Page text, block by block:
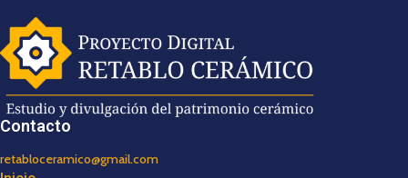
Contacto
retabloceramico@gmail.com